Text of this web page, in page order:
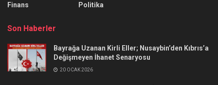
Finans
Politika
Son Haberler
Bayrağa Uzanan Kirli Eller; Nusaybin’den Kıbrıs’a
Değişmeyen İhanet Senaryosu
20 OCAK 2026